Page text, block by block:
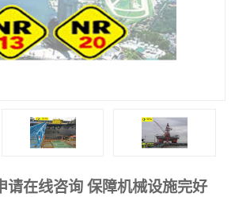
请在线咨询 保障机械设施完好